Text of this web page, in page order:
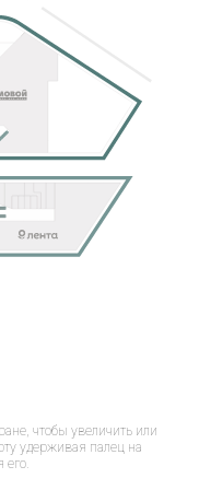
чтобы увеличить или
удерживая палец на
его.